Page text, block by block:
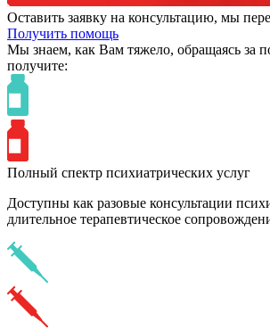
Оставить заявку на консультацию, мы
Получить помощь
Мы знаем, как Вам тяжело, обращаясь за
получите:
Полный спектр психиатрических услуг
Доступны как разовые консультации
длительное терапевтическое